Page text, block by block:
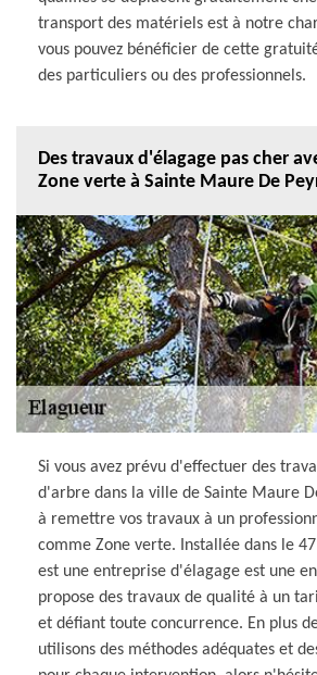
transport des matériels est à notre
vous pouvez bénéficier de cette
des particuliers ou des professionnels.
Des travaux d'élagage pas cher
Zone verte à Sainte Maure De
Si vous avez prévu d'effectuer des
d'arbre dans la ville de Sainte Maure
à remettre vos travaux à un
comme Zone verte. Installée dans le
est une entreprise d'élagage est une
propose des travaux de qualité à un
et défiant toute concurrence. En plus
utilisons des méthodes adéquates et